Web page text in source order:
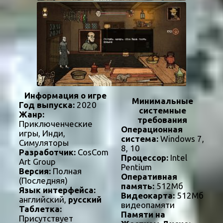
Информация о игре
Год выпуска: 2020
Жанр:
Приключенческие
игры, Инди,
Симуляторы
Разработчик: CosCom
Art Group
Версия: Полная
(Последняя)
Язык интерфейса:
английский, русский
Таблетка:
Присутствует
Минимальные
системные
требования
Операционная
система:Windows 7,
8, 10
Процессор:Intel
Pentium
Оперативная
память:512Мб
Видеокарта:512Мб
видеопамяти
Памяти на